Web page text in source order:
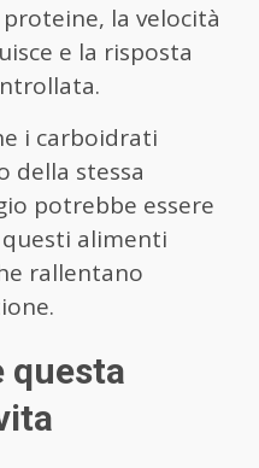
la velocità
e la risposta
i carboidrati
della stessa
potrebbe essere
alimenti
rallentano
questa